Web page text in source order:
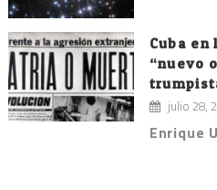
Cuba
“nuevo
julio 28,
Enrique